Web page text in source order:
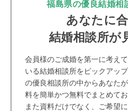
福島県の優良結婚相
あなたに
結婚相談所が
会員様のご成婚を第一に考え
いる結婚相談所をピックアッ
の優良相談所の中からあなた
料を簡単かつ無料でまとめて
また資料だけでなく、ご希望